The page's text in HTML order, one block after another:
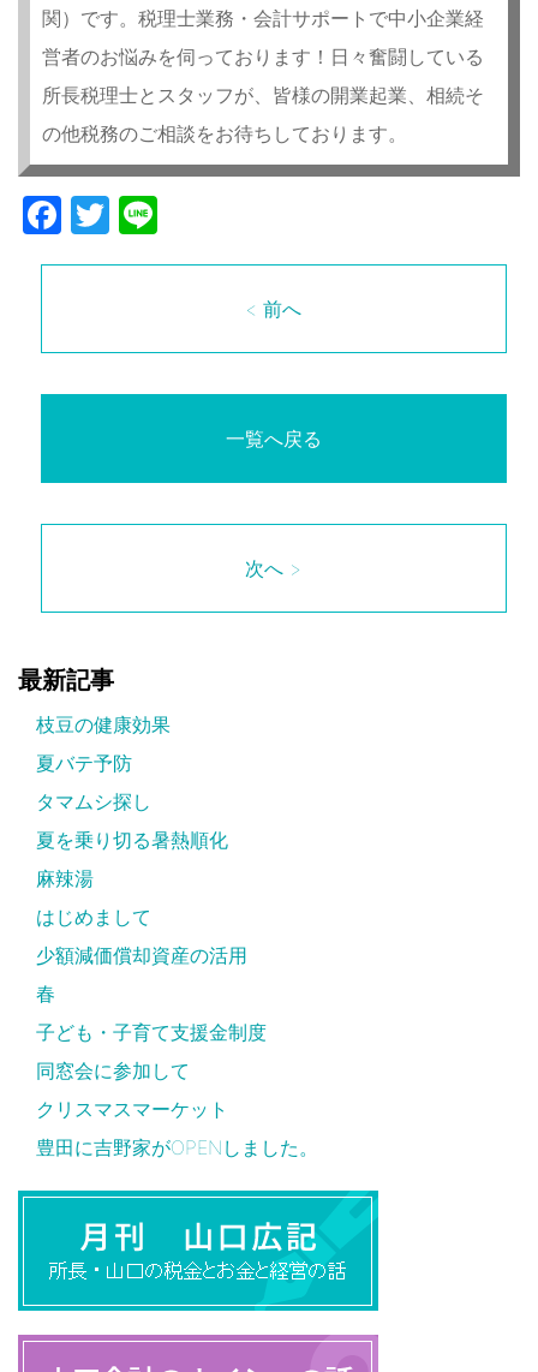
関）です。税理士業務・会計サポートで中小企業経
営者のお悩みを伺っております！日々奮闘している
所長税理士とスタッフが、皆様の開業起業、相続そ
の他税務のご相談をお待ちしております。
Facebook
Twitter
< 前へ
一覧へ戻る
次へ >
最新記事
枝豆の健康効果
夏バテ予防
タマムシ探し
夏を乗り切る暑熱順化
麻辣湯
はじめまして
少額減価償却資産の活用
春
子ども・子育て支援金制度
同窓会に参加して
クリスマスマーケット
豊田に吉野家がOPENしました。